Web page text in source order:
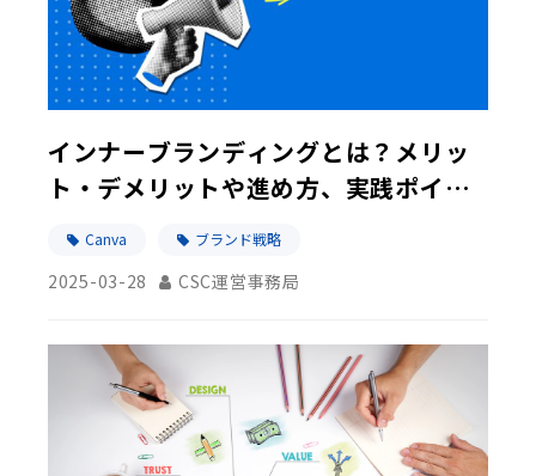
インナーブランディングとは？メリッ
ト・デメリットや進め方、実践ポイン
Canva ブランド戦略
2025-03-28 CSC運営事務局